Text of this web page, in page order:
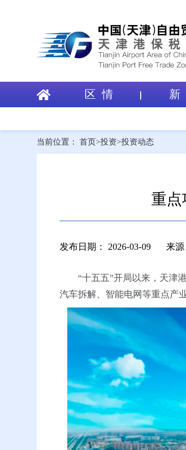
区 情 新
当前位置： 首页>投资>投资动态
重点
发布日期： 2026-03-09 来
“十五五”开局以来，天津
汽车拆解、智能电网等重点产